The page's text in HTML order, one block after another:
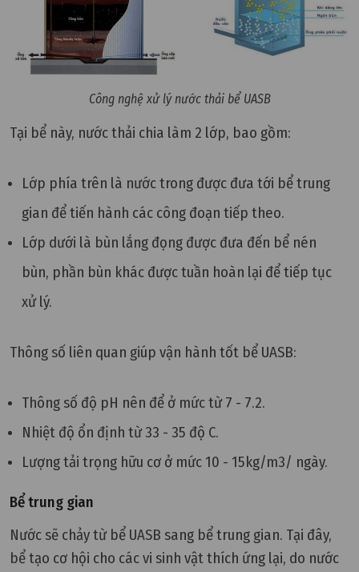
Công nghệ xử lý nước thải bể UASB
Tại bể này, nước thải chia làm 2 lớp, bao gồm:
Lớp phía trên là nước trong được đưa tới bể trung
gian để tiến hành các công đoạn tiếp theo.
Lớp dưới là bùn lắng đọng được đưa đến bể nén
bùn, phần bùn khác được tuần hoàn lại để tiếp tục
xử lý.
Thông số liên quan giúp vận hành tốt bể UASB:
Thông số độ pH nên để ở mức từ 7 - 7.2.
Nhiệt độ ổn định từ 33 - 35 độ C.
Lượng tải trọng hữu cơ ở mức 10 - 15kg/m3/ ngày.
Bể trung gian
Nước sẽ chảy từ bể UASB sang bể trung gian. Tại đây,
bể tạo cơ hội cho các vi sinh vật thích ứng lại, do nước